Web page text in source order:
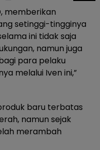
memberikan
setinggi-tingginya
ini tidak saja
namun juga
para pelaku
melalui Iven ini,”
baru terbatas
namun sejak
merambah